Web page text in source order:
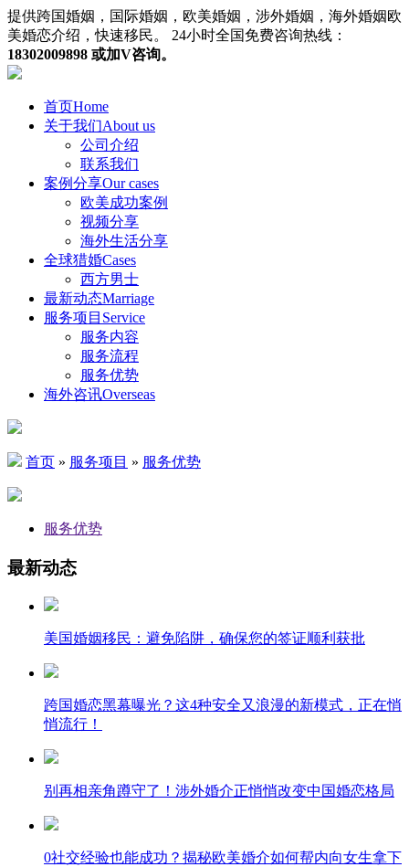
提供跨国婚姻，国际婚姻，欧美婚姻，涉外婚姻，海外婚姻欧
美婚恋介绍，快速移民。
24小时全国免费咨询热线：
18302009898 或加V咨询。
首页Home
关于我们About us
公司介绍
联系我们
案例分享Our cases
欧美成功案例
视频分享
海外生活分享
全球猎婚Cases
西方男士
最新动态Marriage
服务项目 Service
服务内容
服务流程
服务优势
海外咨讯Overseas
首页 » 服务项目 » 服务优势
服务优势
最新动态
美国婚姻移民：避免陷阱，确保您的签证顺利获批
跨国婚恋黑幕曝光？这4种安全又浪漫的新模式，正在悄
悄流行！
别再相亲角蹲守了！涉外婚介正悄悄改变中国婚恋格局
0社交经验也能成功？揭秘欧美婚介如何帮内向女生拿下